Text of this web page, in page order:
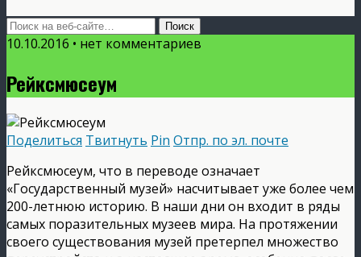
10.10.2016 • нет комментариев
Рейксмюсеум
Поделиться Твитнуть Pin Отпр. по эл. почте
Рейксмюсеум, что в переводе означает
«Государственный музей» насчитывает уже более чем
200-летнюю историю. В наши дни он входит в ряды
самых поразительных музеев мира. На протяжении
своего существования музей претерпел множество